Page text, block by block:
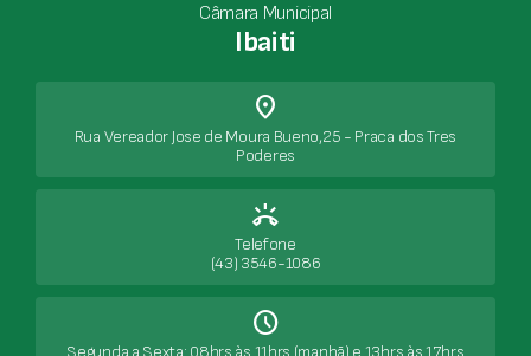
Câmara Municipal
Ibaiti
place
Rua Vereador Jose de Moura Bueno,25 - Praca dos Tres
Poderes
ring_volume
Telefone
(43) 3546-1086
Schedule
Segunda a Sexta: 08hrs às 11hrs (manhã) e 13hrs às 17hrs